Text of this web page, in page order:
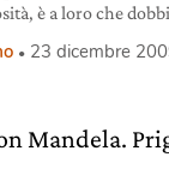
è a loro che
23 dicembre
Mandela.